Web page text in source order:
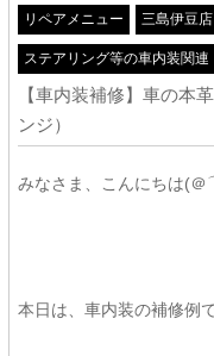
リペアメニュー 三島伊豆店
ステアリング等の車内装関連
【車内装補修】車の本
ンジ）
みなさま、こんにちは(
本日は、車内装の補修例で